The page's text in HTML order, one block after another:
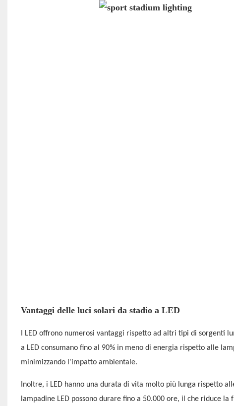
Vantaggi delle luci solari da stadio a LED
I LED offrono numerosi vantaggi rispetto ad altri tipi di sorgenti
a LED consumano fino al 90% in meno di energia rispetto alle
minimizzando l'impatto ambientale.
Inoltre, i LED hanno una durata di vita molto più lunga rispetto
lampadine LED possono durare fino a 50.000 ore, il che riduce